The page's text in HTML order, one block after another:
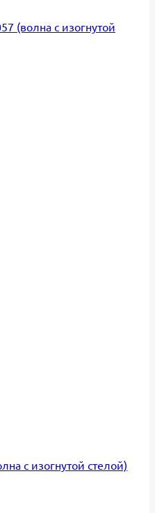
с изогнутой стелой)